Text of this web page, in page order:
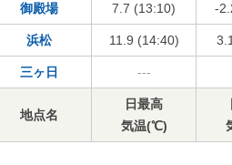
御殿場 7.7 (13:10) -
浜松 11.9 (14:40)
三ヶ日 ---
地点名
日最高
気温(℃)